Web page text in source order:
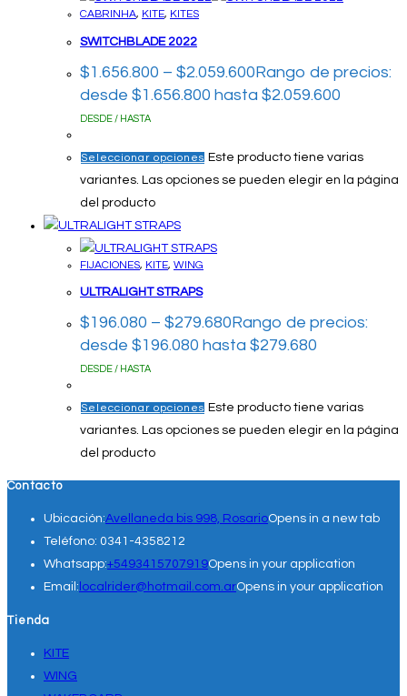
CABRINHA, KITE, KITES
SWITCHBLADE 2022
$1.656.800 – $2.059.600Rango de precios:
desde $1.656.800 hasta $2.059.600
DESDE / HASTA
Seleccionar opciones Este producto tiene varias
variantes. Las opciones se pueden elegir en la página
del producto
FIJACIONES, KITE, WING
ULTRALIGHT STRAPS
$196.080 – $279.680Rango de precios:
desde $196.080 hasta $279.680
DESDE / HASTA
Seleccionar opciones Este producto tiene varias
variantes. Las opciones se pueden elegir en la página
del producto
Contacto
Ubicación:Avellaneda bis 998, RosarioOpens in a new tab
Teléfono: 0341-4358212
Whatsapp:+5493415707919Opens in your application
Email: localrider@hotmail.com.arOpens in your application
Tienda
KITE
WING